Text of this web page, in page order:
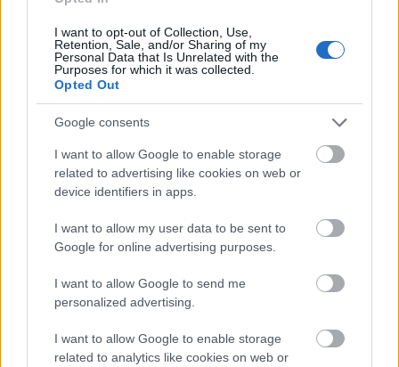
I want to opt-out of Collection, Use,
Retention, Sale, and/or Sharing of my
Personal Data that Is Unrelated with the
Purposes for which it was collected.
Opted Out
Google consents
I want to allow Google to enable storage
related to advertising like cookies on web or
device identifiers in apps.
I want to allow my user data to be sent to
Google for online advertising purposes.
I want to allow Google to send me
personalized advertising.
I want to allow Google to enable storage
related to analytics like cookies on web or
Ποιες χώρες επωφελούνται
περισσότερο από τον τουρισμό;
Όσον αφορά τα κέρδη από τον τουρισμό, στην
κατάταξη ηγούνται οιΗΠΑ, που ανήλθαν σε 164
δισεκατομμύρια ευρώ το 2023. Ακολούθησαν η
Ισπανίαμε κέρδη 86 δισεκατομμυρίων ευρώ, το
Ηνωμένο Βασίλειο
με 69 δισεκατομμύρια ευρώ, η
Γαλλία με 64 δισεκατομμύρια ευρώ και η Ιταλία
52 δισ. ευρώ.